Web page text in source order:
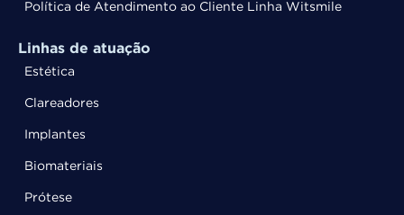
Política de Atendimento ao Cliente Linha Witsmile
Linhas de atuação
Estética
Clareadores
Implantes
Biomateriais
Prótese